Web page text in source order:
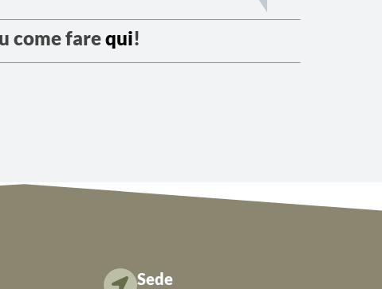
come farequi!
Sede